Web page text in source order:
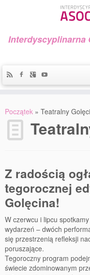
Interdyscyplinarna
Galeria
30 lat
77
Miłość i Morze
Początek » Teatralny
Z radością
tegorocznej
Golęcina!
W czerwcu i lipcu
wydarzeń – dwóch
się przestrzenią refleksji
poruszające.
Tegoroczny program
świecie zdominowanym